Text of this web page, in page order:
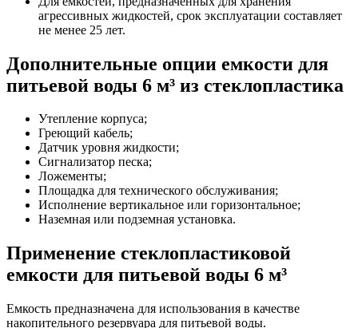
агрессивных жидкостей, срок эксплуатации составляет
не менее 25 лет.
Дополнительные опции емкости для
питьевой воды 6 м³ из стеклопластика
Утепление корпуса;
Греющий кабель;
Датчик уровня жидкости;
Сигнализатор песка;
Ложементы;
Площадка для технического обслуживания;
Исполнение вертикальное или горизонтальное;
Наземная или подземная установка.
Применение стеклопластиковой
емкости для питьевой воды 6 м³
Емкость предназначена для использования в качестве
накопительного резервуара для питьевой воды.